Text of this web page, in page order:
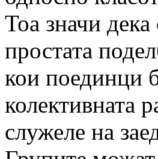
Тоа значи
простата
кои поединци
колективната
служеле на